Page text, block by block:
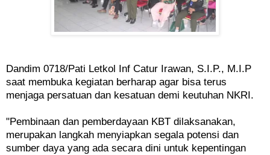
Dandim 0718/Pati Letkol Inf Catur Irawan, S.I.P., M.I.P
saat membuka kegiatan berharap agar bisa terus
menjaga persatuan dan kesatuan demi keutuhan NKRI.
"Pembinaan dan pemberdayaan KBT dilaksanakan,
merupakan langkah menyiapkan segala potensi dan
sumber daya yang ada secara dini untuk kepentingan